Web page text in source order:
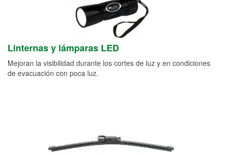
Linternas y lámparas LED
Mejoran la visibilidad durante los cortes de luz y en condiciones
de evacuación con poca luz.